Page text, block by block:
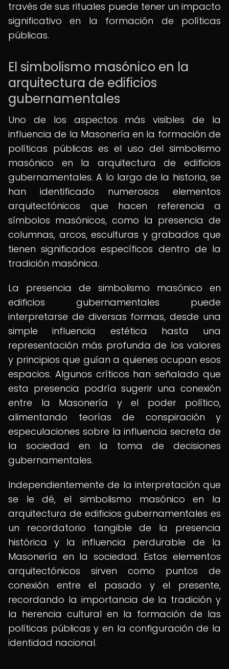
través de sus rituales puede tener un impacto
significativo en la formación de políticas
públicas.
El simbolismo masónico en la
arquitectura de edificios
gubernamentales
Uno de los aspectos más visibles de la
influencia de la Masonería en la formación de
políticas públicas es el uso del simbolismo
masónico en la arquitectura de edificios
gubernamentales. A lo largo de la historia, se
han identificado numerosos elementos
arquitectónicos que hacen referencia a
símbolos masónicos, como la presencia de
columnas, arcos, esculturas y grabados que
tienen significados específicos dentro de la
tradición masónica.
La presencia de simbolismo masónico en
edificios gubernamentales puede
interpretarse de diversas formas, desde una
simple influencia estética hasta una
representación más profunda de los valores
y principios que guían a quienes ocupan esos
espacios. Algunos críticos han señalado que
esta presencia podría sugerir una conexión
entre la Masonería y el poder político,
alimentando teorías de conspiración y
especulaciones sobre la influencia secreta de
la sociedad en la toma de decisiones
gubernamentales.
Independientemente de la interpretación que
se le dé, el simbolismo masónico en la
arquitectura de edificios gubernamentales es
un recordatorio tangible de la presencia
histórica y la influencia perdurable de la
Masonería en la sociedad. Estos elementos
arquitectónicos sirven como puntos de
conexión entre el pasado y el presente,
recordando la importancia de la tradición y
la herencia cultural en la formación de las
políticas públicas y en la configuración de la
identidad nacional.